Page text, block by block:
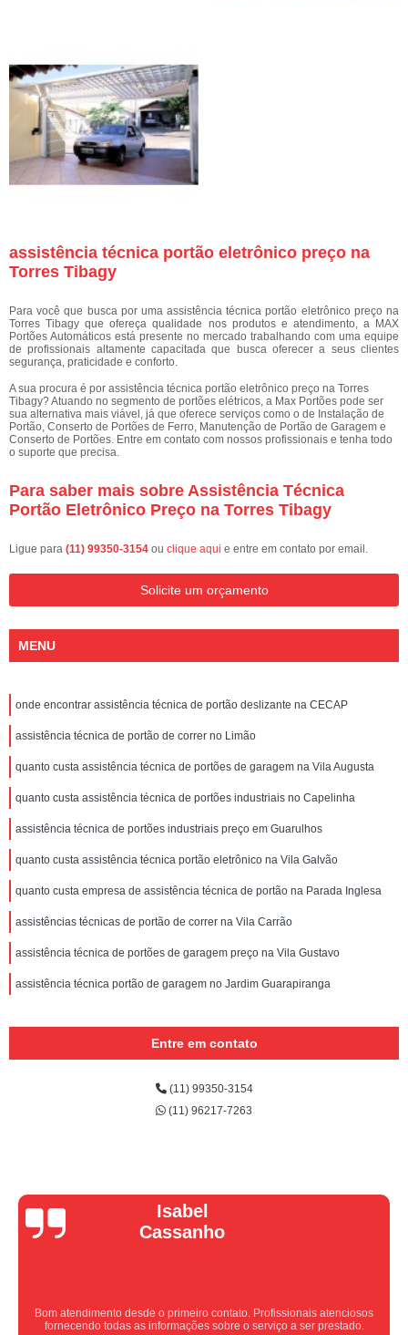
assistência técnica portão eletrônico preço na
Torres Tibagy
Para você que busca por uma assistência técnica portão eletrônico preço na
Torres Tibagy que ofereça qualidade nos produtos e atendimento, a MAX
Portões Automáticos está presente no mercado trabalhando com uma equipe
de profissionais altamente capacitada que busca oferecer a seus clientes
segurança, praticidade e conforto.
A sua procura é por assistência técnica portão eletrônico preço na Torres
Tibagy? Atuando no segmento de portões elétricos, a Max Portões pode ser
sua alternativa mais viável, já que oferece serviços como o de Instalação de
Portão, Conserto de Portões de Ferro, Manutenção de Portão de Garagem e
Conserto de Portões. Entre em contato com nossos profissionais e tenha todo
o suporte que precisa.
Para saber mais sobre Assistência Técnica
Portão Eletrônico Preço na Torres Tibagy
Ligue para (11) 99350-3154 ou clique aqui e entre em contato por email.
Solicite um orçamento
MENU
onde encontrar assistência técnica de portão deslizante na CECAP
assistência técnica de portão de correr no Limão
quanto custa assistência técnica de portões de garagem na Vila Augusta
quanto custa assistência técnica de portões industriais no Capelinha
assistência técnica de portões industriais preço em Guarulhos
quanto custa assistência técnica portão eletrônico na Vila Galvão
quanto custa empresa de assistência técnica de portão na Parada Inglesa
assistências técnicas de portão de correr na Vila Carrão
assistência técnica de portões de garagem preço na Vila Gustavo
assistência técnica portão de garagem no Jardim Guarapiranga
Entre em contato
(11) 99350-3154
(11) 96217-7263
Vera Maria
Equipe nota 10, trabalho rápido com excelência , super organizados.
Super indico.